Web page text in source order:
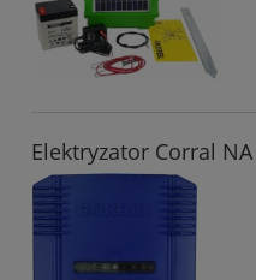
Elektryzator Corral